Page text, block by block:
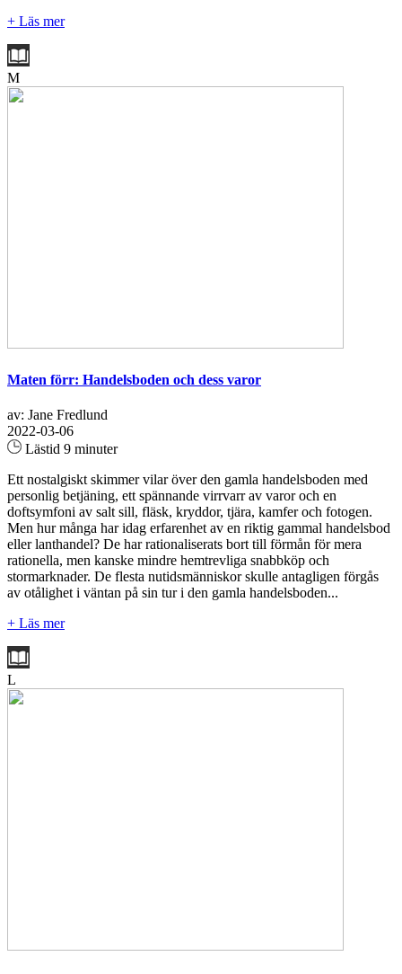
+ Läs mer
M
Maten förr: Handelsboden och dess varor
av: Jane Fredlund
2022-03-06
Lästid 9 minuter
Ett nostalgiskt skimmer vilar över den gamla handelsboden med
personlig betjäning, ett spännande virrvarr av varor och en
doftsymfoni av salt sill, fläsk, kryddor, tjära, kamfer och fotogen.
Men hur många har idag erfarenhet av en riktig gammal handelsbod
eller lanthandel? De har rationaliserats bort till förmån för mera
rationella, men kanske mindre hemtrevliga snabbköp och
stormarknader. De flesta nutidsmänniskor skulle antagligen förgås
av otålighet i väntan på sin tur i den gamla handelsboden...
+ Läs mer
L